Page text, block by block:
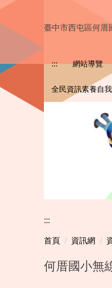
跳
主
容
臺中市西屯區何厝
::: 網站導覽
全民資訊素養自
:::
首頁 資訊網
何厝國小無